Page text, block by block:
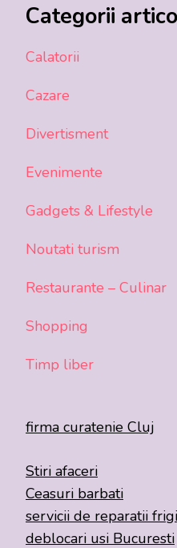
Categorii
Calatorii
Cazare
Divertisment
Evenimente
Gadgets & Lifestyle
Noutati turism
Restaurante – Culinar
Shopping
Timp liber
firma curatenie Cluj
Stiri afaceri
Ceasuri barbati
servicii de reparatii
deblocari usi Bucuresti